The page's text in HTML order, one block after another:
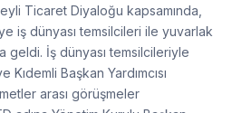
Ticaret Diyaloğu kapsamında,
iş dünyası temsilcileri ile yuvarlak
geldi. İş dünyası temsilcileriyle
Başkan Yardımcısı
arası görüşmeler